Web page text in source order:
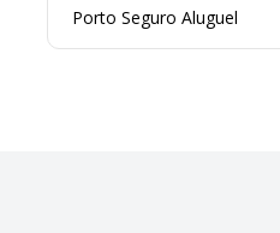
Porto Seguro Aluguel